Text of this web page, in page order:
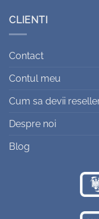
CLIENTI
Contact
Contul meu
Cum sa devii
Despre noi
Blog